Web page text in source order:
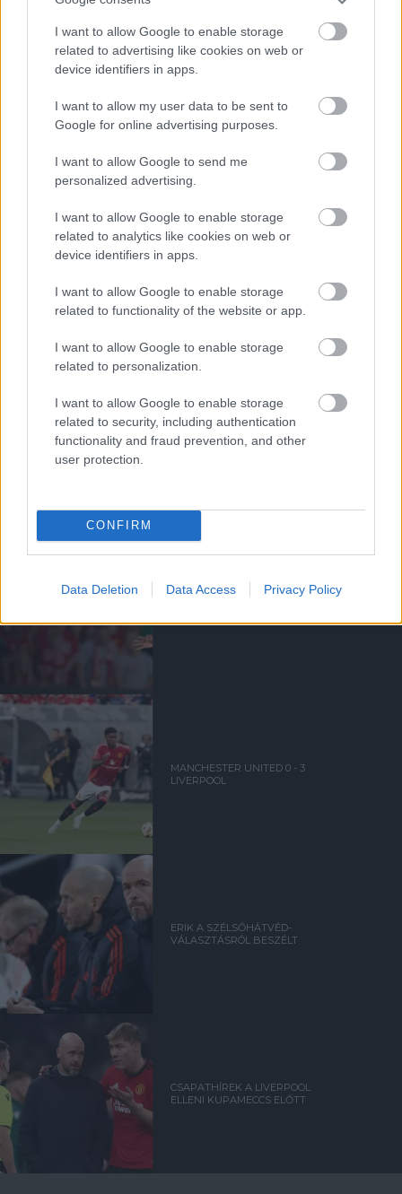
I want to allow Google to enable storage
related to advertising like cookies on web or
device identifiers in apps.
I want to allow my user data to be sent to
Google for online advertising purposes.
I want to allow Google to send me
personalized advertising.
I want to allow Google to enable storage
related to analytics like cookies on web or
device identifiers in apps.
I want to allow Google to enable storage
related to functionality of the website or app.
I want to allow Google to enable storage
related to personalization.
I want to allow Google to enable storage
related to security, including authentication
functionality and fraud prevention, and other
user protection.
CONFIRM
Data Deletion Data Access Privacy Policy
Nya Ullevi, Göteborg
2026-08-08 17:00
Leeds Unitedvs Manchester United 2026-08-12 20:30
vsManchester United 2026-08-15 18:00
ELŐZŐ MÉRKŐZÉSEK
Támogatás
Támogasd adományoddal
a ManUtdFanatics.hu működését!
Kapcsolódó hírek
AARON WAN-BISSAKA
TÁVOZOTT
MANCHESTER UNITED 0 - 3
LIVERPOOL
ERIK A SZÉLSŐHÁTVÉD-
VÁLASZTÁSRÓL BESZÉLT
CSAPATHÍREK A LIVERPOOL
ELLENI KUPAMECCS ELŐTT